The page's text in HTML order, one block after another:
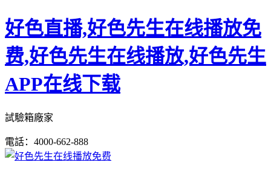
好色直播,好色先生在线播放免
费,好色先生在线播放,好色先生
APP在线下载
試驗箱廠家
電話：4000-662-888